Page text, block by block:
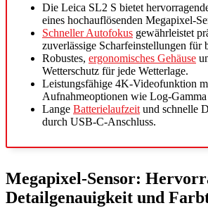
Die Leica SL2 S bietet
eines hochauflösenden Megapixel-
Schneller Autofokus gewährleistet
zuverlässige Scharfeinstellungen für
Robustes, ergonomisches Gehäuse
Wetterschutz für jede Wetterlage.
Leistungsfähige 4K-Videofunktion
Aufnahmeoptionen wie Log-
Lange Batterielaufzeit und schnelle
durch USB-C-Anschluss.
Megapixel-Sensor:
Detailgenauigkeit und